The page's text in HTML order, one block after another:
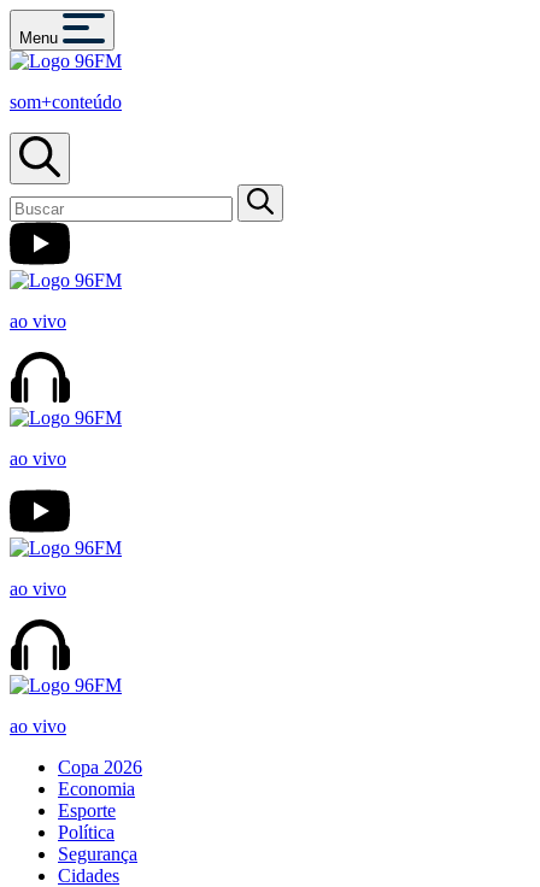
Menu
som+conteúdo
ao vivo
ao vivo
ao vivo
ao vivo
Copa 2026
Economia
Esporte
Política
Segurança
Cidades